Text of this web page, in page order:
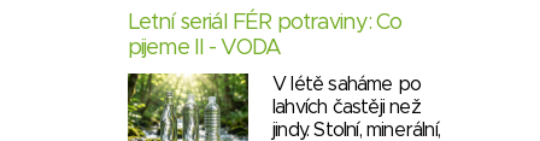
Letní seriál FÉR potraviny: Co
pijeme II - VODA
V létě saháme po
lahvích častěji než
jindy. Stolní, minerální,